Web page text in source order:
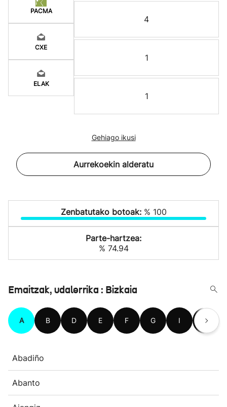
PACMA
CXE
ELAK
4
1
1
Gehiago ikusi
Aurrekoekin alderatu
Zenbatutako botoak: % 100
Parte-hartzea:
% 74.94
Emaitzak, udalerrika : Bizkaia
A B D E F G I J
Abadiño
Abanto